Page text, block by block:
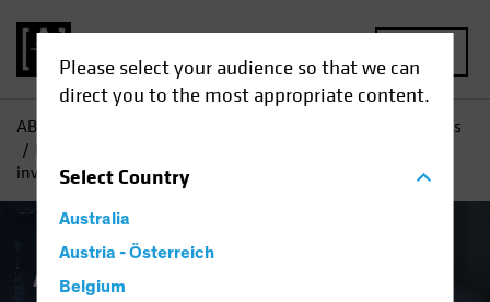
Please select your audience so that we can
direct you to the most appropriate content.
SelectCountry
Australia
Austria - Österreich
Belgium
AB
Nos perspectives sur les marchés
Industrie européenne : un foyer de croissance pour les
investisseurs en actions
Actions Blog